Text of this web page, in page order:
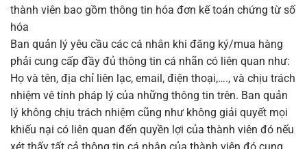
thành viên bao gồm thông tin hóa đơn kế toán chứng từ số
hóa
Ban quản lý yêu cầu các cá nhân khi đăng ký/mua hàng
phải cung cấp đầy đủ thông tin cá nhãn có liên quan như:
Họ và tên, địa chỉ liên lạc, email, điện thoại,…., và chịu trách
nhiệm vê tính pháp lý của những thông tin trên. Ban quản
lý không chịu trách nhiệm cũng như không giải quyết mọi
khiếu nại có liên quan đến quyền lợi của thành viên đó nếu